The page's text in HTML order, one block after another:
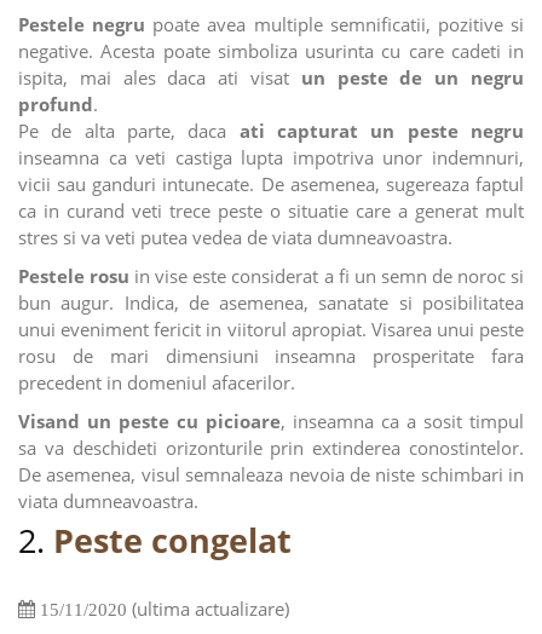
Pestele negru poate avea multiple semnificatii, pozitive si
negative. Acesta poate simboliza usurinta cu care cadeti in
ispita, mai ales daca ati visat un peste de un negru
profund.
Pe de alta parte, daca ati capturat un peste negru
inseamna ca veti castiga lupta impotriva unor indemnuri,
vicii sau ganduri intunecate. De asemenea, sugereaza faptul
ca in curand veti trece peste o situatie care a generat mult
stres si va veti putea vedea de viata dumneavoastra.
Pestele rosu in vise este considerat a fi un semn de noroc si
bun augur. Indica, de asemenea, sanatate si posibilitatea
unui eveniment fericit in viitorul apropiat. Visarea unui peste
rosu de mari dimensiuni inseamna prosperitate fara
precedent in domeniul afacerilor.
Visand un peste cu picioare, inseamna ca a sosit timpul
sa va deschideti orizonturile prin extinderea conostintelor.
De asemenea, visul semnaleaza nevoia de niste schimbari in
viata dumneavoastra.
2. Peste congelat
15/11/2020 (ultima actualizare)